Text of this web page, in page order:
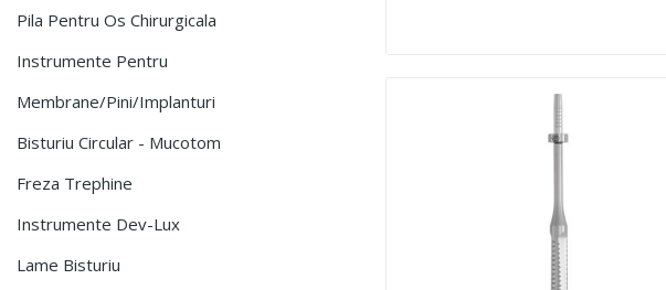
Pila Pentru Os Chirurgicala
Instrumente Pentru
Membrane/Pini/Implanturi
Bisturiu Circular - Mucotom
Freza Trephine
Instrumente Dev-Lux
Lame Bisturiu